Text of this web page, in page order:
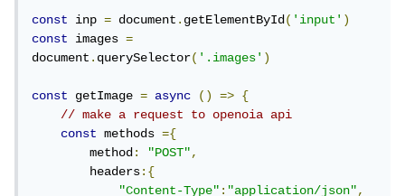
const inp = document.getElementById('input')
const
images =
document.querySelector('.images')
const getImage = async () =>
{
// make a request to openoia api
const methods ={
        method
: "POST",
        headers
:{
"Content-Type":"application/json",